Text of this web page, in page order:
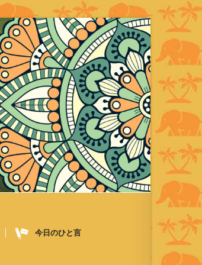
今日のひと言